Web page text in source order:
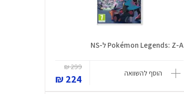
Pokémon Legends: Z-A ל-NS
הוסף להשוואה
299 ₪
224 ₪